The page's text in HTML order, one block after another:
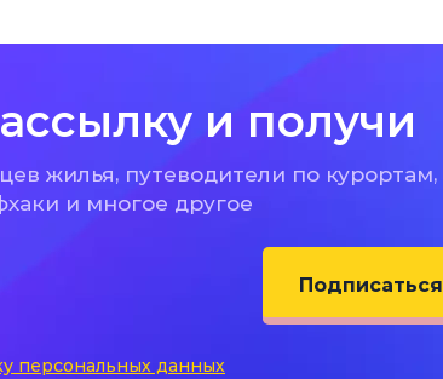
и получи
жилья, путеводители по курортам,
и многое другое
Подписаться
персональных данных